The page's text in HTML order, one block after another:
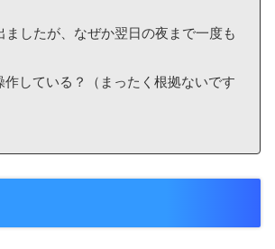
ましたが、なぜか翌日の夜まで一度も
作している？（まったく根拠ないです